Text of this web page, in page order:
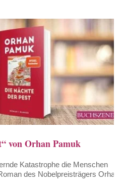
von Orhan Pamuk
Katastrophe die Menschen
des Nobelpreisträgers Orhan